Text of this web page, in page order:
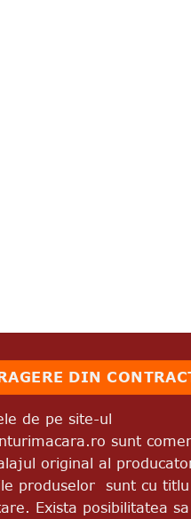
DIN
de pe site-ul
sunt
original al
produselor sunt cu
Exista posibilitatea